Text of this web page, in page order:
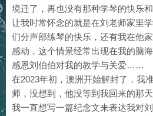
境迁了，再也没有那种学琴的快乐
让我时常怀念的就是在刘老师家里
们分声部练琴的快乐，还有我在他
感动，这个情景经常出现在我的脑
感恩刘伯伯对我的教学与关爱……
在2023年初，澳洲开始解封了，我
师，没想到，他没等到我回来的那
我一直想写一篇纪念文来表达我对